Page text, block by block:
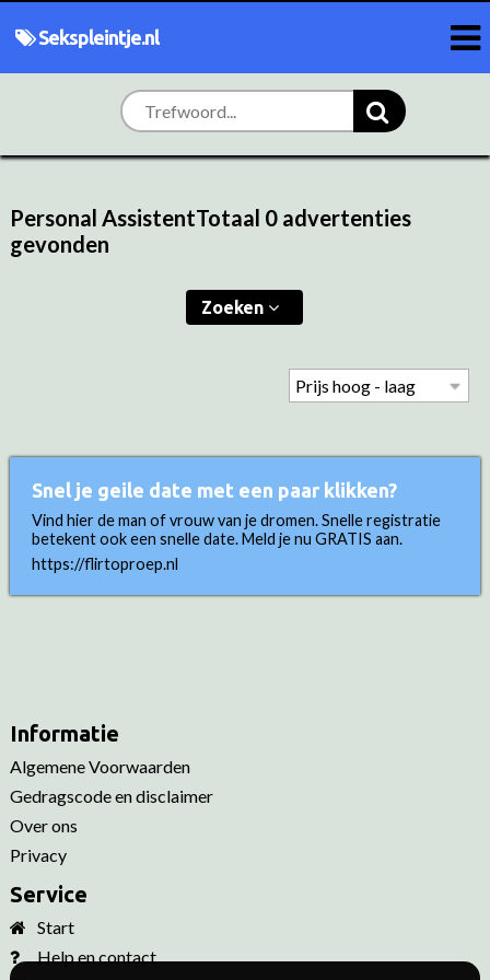
Sekspleintje.nl
Personal AssistentTotaal 0 advertenties
gevonden
Zoeken
Snel je geile date met een paar klikken?
Vind hier de man of vrouw van je dromen. Snelle registratie
betekent ook een snelle date. Meld je nu GRATIS aan.
https://flirtoproep.nl
Informatie
Algemene Voorwaarden
Gedragscode en disclaimer
Over ons
Privacy
Service
Start
Help en contact